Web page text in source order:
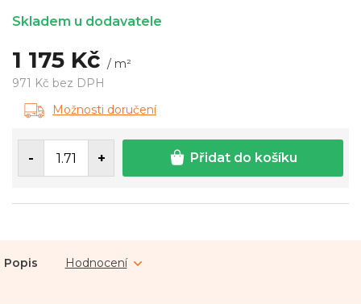
1 175 Kč / m²
971 Kč bez DPH
Měrná
cena:
Skladem u dodavatele
Možnosti doručení
Přidat do košíku
Popis Hodnocení